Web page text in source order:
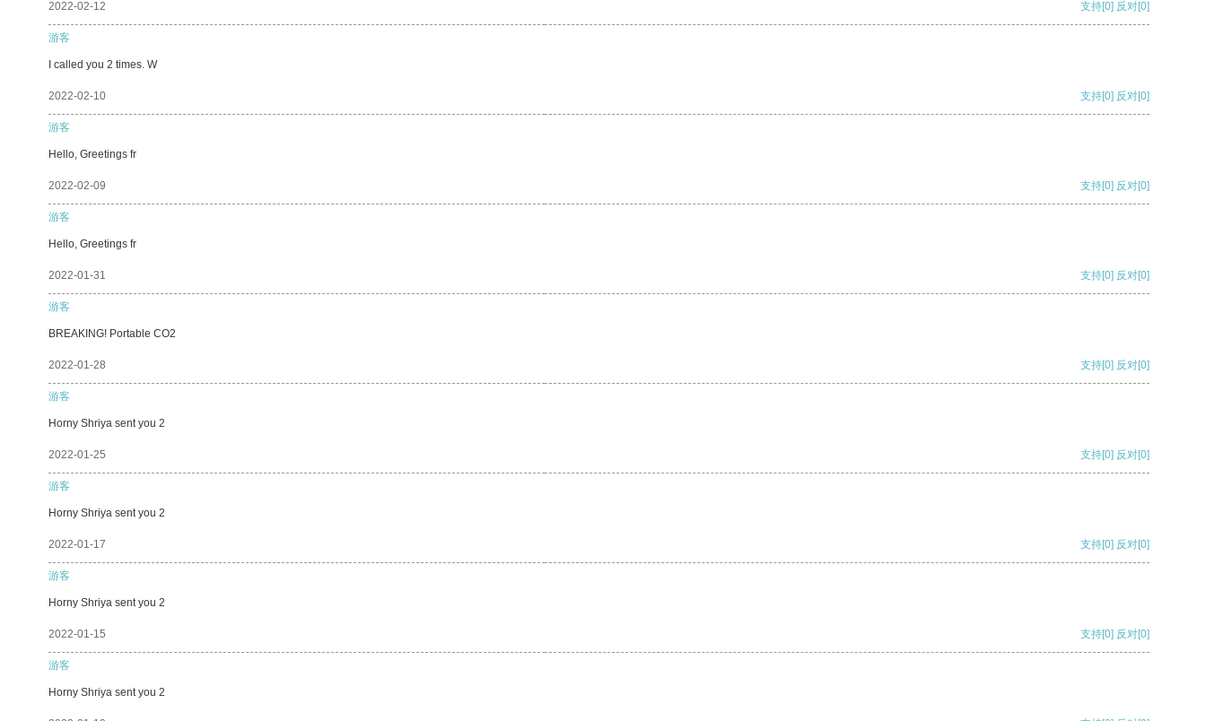
2022-02-12 支持[0] 反对[0]
游客
I called you 2 times. W
2022-02-10 支持[0] 反对[0]
游客
Hello, Greetings fr
2022-02-09 支持[0] 反对[0]
游客
Hello, Greetings fr
2022-01-31 支持[0] 反对[0]
游客
BREAKING! Portable CO2
2022-01-28 支持[0] 反对[0]
游客
Horny Shriya sent you 2
2022-01-25 支持[0] 反对[0]
游客
Horny Shriya sent you 2
2022-01-17 支持[0] 反对[0]
游客
Horny Shriya sent you 2
2022-01-15 支持[0] 反对[0]
游客
Horny Shriya sent you 2